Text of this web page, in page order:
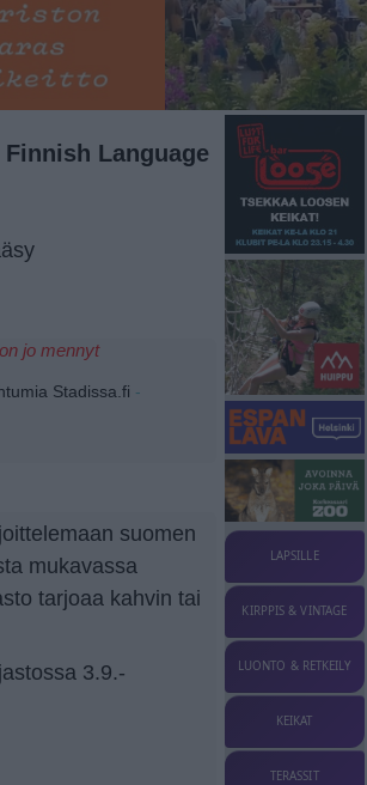
Language
jo mennyt
Stadissa.fi -
suomen
mukavassa
tarjoaa kahvin tai
3.9.-
LAPSILLE
KIRPPIS & VINTAGE
LUONTO & RETKEILY
KEIKAT
TERASSIT